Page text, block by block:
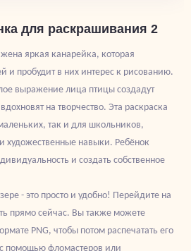
для раскрашивания 2
яркая канарейка, которая
и пробудит в них интерес к рисованию.
выражение лица птицы создадут
на творчество. Эта раскраска
так и для школьников,
художественные навыки. Ребёнок
и создать собственное
- это просто и удобно! Перейдите на
прямо сейчас. Вы также можете
PNG, чтобы потом распечатать его
помощью фломастеров или